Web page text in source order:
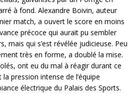
à fond. Alexandre Boivin, auteur
match, a ouvert le score en moins
précoce qui aurait pu sembler
mais qui s’est révélée judicieuse. Peu
très en forme, a doublé la mise.
ont eu du mal à réagir durant ce
pression intense de l’équipe
électrique du Palais des Sports.